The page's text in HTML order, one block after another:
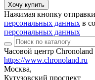
Хочу купить
Нажимая кнопку
персональных данных в
персональных данных
Часовой центр Chronoland
https://www.chronoland.ru
Москва,
Кутузовский проспект